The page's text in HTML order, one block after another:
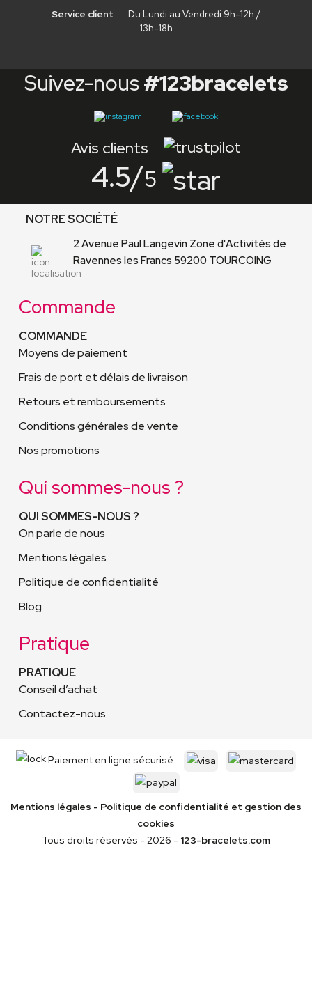
Service client
Du Lundi au Vendredi 9h-12h /
13h-18h
Suivez-nous#123bracelets
Avis clients
4.5/5
NOTRE SOCIÉTÉ
2 Avenue Paul Langevin Zone d'Activités de
Ravennes les Francs 59200 TOURCOING
Commande
COMMANDE
Conditions générales de vente
Moyens de paiement
Frais de port et délais de livraison
Retours et remboursements
Nos promotions
Qui sommes-nous ?
QUI SOMMES-NOUS ?
Mentions légales
Politique de confidentialité
On parle de nous
Blog
Pratique
PRATIQUE
Conseil d’achat
Contactez-nous
Paiement en ligne sécurisé
Mentions légales - Politique de confidentialité et gestion des
cookies
Tous droits réservés - 2026 - 123-bracelets.com